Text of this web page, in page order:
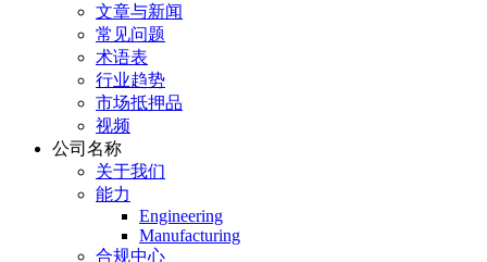
文章与新闻
常见问题
术语表
行业趋势
市场抵押品
视频
公司名称
关于我们
能力
Engineering
Manufacturing
合规中心